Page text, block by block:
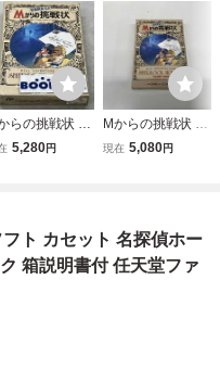
らの挑戦状 名
ホームズ
5,280円
Mからの挑戦状 名
探偵ホームズ
現在 5,080円
ト カセット 名探偵ホー
箱説明書付 任天堂ファ